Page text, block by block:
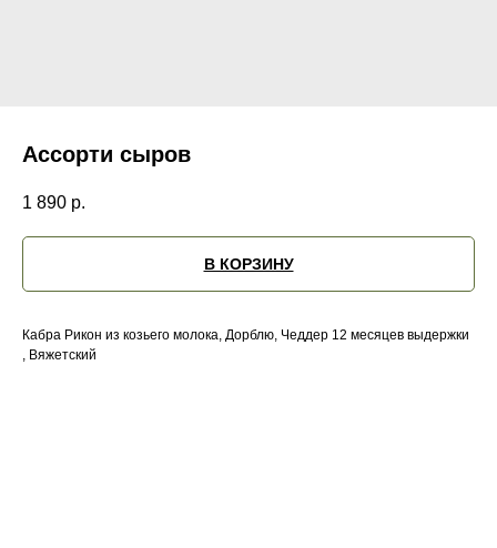
Ассорти сыров
1 890 р.
В КОРЗИНУ
Кабра Рикон из козьего молока, Дорблю, Чеддер 12 месяцев выдержки
, Вяжетский